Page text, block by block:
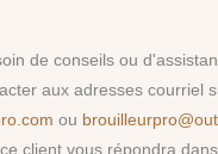
de conseils ou
aux adresses courriel
ou
client vous répondra